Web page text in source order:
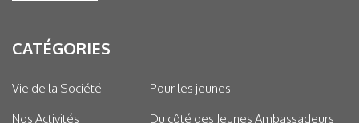
CATÉGORIES
Vie de la Société
Nos Activités
Pour les jeunes
Du côté des Jeunes Ambassadeurs